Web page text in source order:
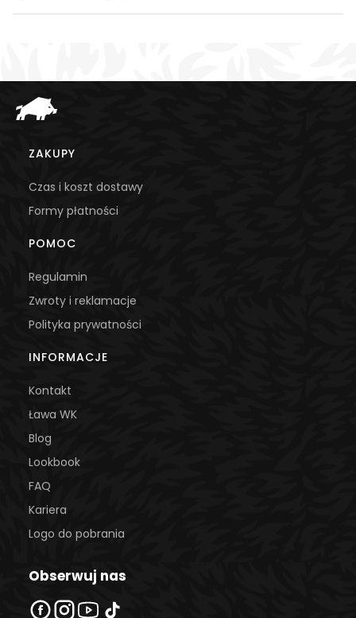
Linki w stopce
ZAKUPY
Czas i koszt dostawy
Formy płatności
POMOC
Regulamin
Zwroty i reklamacje
Polityka prywatności
INFORMACJE
Kontakt
Ława WK
Blog
Lookbook
FAQ
Kariera
Logo do pobrania
Obserwuj nas